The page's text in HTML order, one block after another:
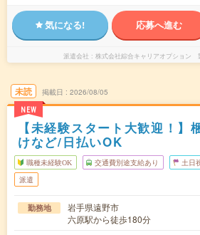
気になる! 応募へ進む
派遣会社 株式会社綜合キャリアオプション
未読
NEW
掲載日 2026/08/05
【未経験スタート大歓迎！】
けなど/日払いOK
職種未経験OK 交通費別途支給あり 土日
派遣
勤務地
岩手県遠野市
六原駅から徒歩180分